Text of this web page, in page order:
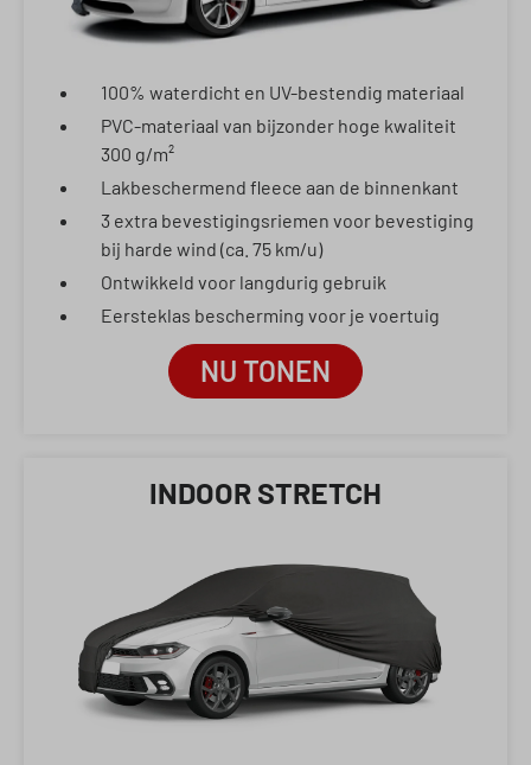
100% waterdicht en UV-bestendig materiaal
PVC-materiaal van bijzonder hoge kwaliteit
300 g/m²
Lakbeschermend fleece aan de binnenkant
3 extra bevestigingsriemen voor bevestiging
bij harde wind (ca. 75 km/u)
Ontwikkeld voor langdurig gebruik
Eersteklas bescherming voor je voertuig
NU TONEN
INDOOR STRETCH